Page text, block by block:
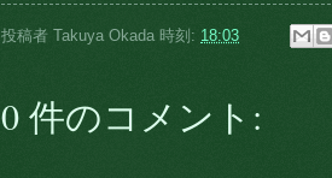
投稿者 Takuya Okada 時刻: 18:03
0 件のコメント: